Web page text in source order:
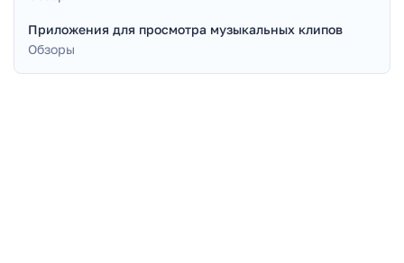
Приложения для просмотра музыкальных клипов
Обзоры